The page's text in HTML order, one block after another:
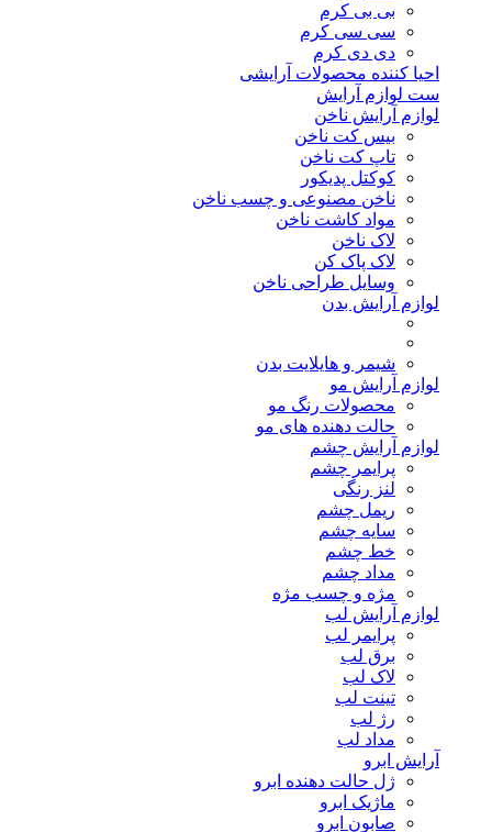
بی بی کرم
سی سی کرم
دی دی کرم
احیا کننده محصولات آرایشی
ست لوازم آرایش
لوازم آرایش ناخن
بیس کت ناخن
تاپ کت ناخن
کوکتل پدیکور
ناخن مصنوعی و چسب ناخن
مواد کاشت ناخن
لاک ناخن
لاک پاک کن
وسایل طراحی ناخن
لوازم آرایش بدن
شیمر و هایلایت بدن
لوازم آرایش مو
محصولات رنگ مو
حالت دهنده های مو
لوازم آرایش چشم
پرایمر چشم
لنز رنگی
ریمل چشم
سایه چشم
خط چشم
مداد چشم
مژه و چسب مژه
لوازم آرایش لب
پرایمر لب
برق لب
لاک لب
تینت لب
رژ لب
مداد لب
آرایش ابرو
ژل حالت دهنده ابرو
ماژیک ابرو
صابون ابرو